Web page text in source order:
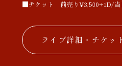
■チケット 前売り¥3,500+1D/当
ライブ詳細・チケッ